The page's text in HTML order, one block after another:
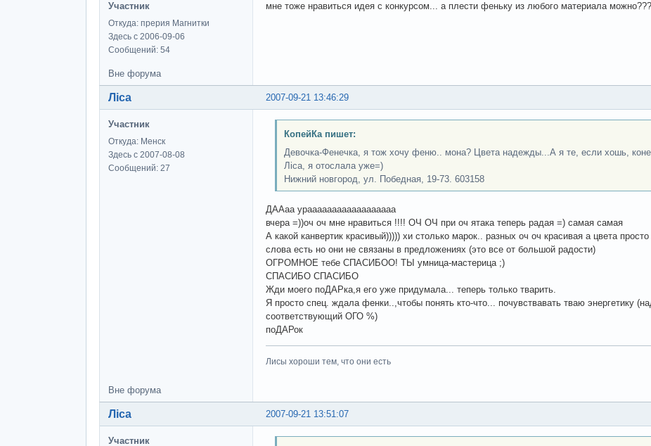
Участник
Откуда: прерия Магнитки
Здесь с 2006-09-06
Сообщений: 54
мне тоже нравиться идея с конкурсом... а плести феньку из любого материала можно???
Вне форума
2007-09-21 13:46:29
Ліса
Участник
Откуда: Менск
Здесь с 2007-08-08
Сообщений: 27
КопейКа пишет:
Девочка-Фенечка, я тож хочу феню.. мона? Цвета надежды...А я те, если хошь,
Ліса, я отослала уже=)
Нижний новгород, ул. Победная, 19-73. 603158
ДААаа ураааааааааааааааааа
вчера =))оч оч мне нравиться !!!! ОЧ ОЧ при оч ятака теперь радая =) самая самая
А какой канвертик красивый))))) хи столько марок.. разных оч оч красивая а цвета
слова есть но они не связаны в предложениях (это все от большой радости)
ОГРОМНОЕ тебе СПАСИБОО! ТЫ умница-мастерица ;)
СПАСИБО СПАСИБО
Жди моего поДАРка,я его уже придумала... теперь только тварить.
Я просто спец. ждала фенки..,чтобы понять кто-что... почувствавать тваю энергетику
соответствующий ОГО %)
поДАРок
Лисы хороши тем, что они есть
Вне форума
2007-09-21 13:51:07
Ліса
Участник